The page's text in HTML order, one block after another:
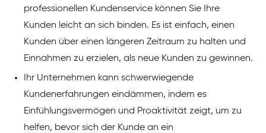
professionellen Kundenservice können Sie Ihre
Kunden leicht an sich binden. Es ist einfach, einen
Kunden über einen längeren Zeitraum zu halten und
Einnahmen zu erzielen, als neue Kunden zu gewinnen.
Ihr Unternehmen kann schwerwiegende
Kundenerfahrungen eindämmen, indem es
Einfühlungsvermögen und Proaktivität zeigt, um zu
helfen, bevor sich der Kunde an ein